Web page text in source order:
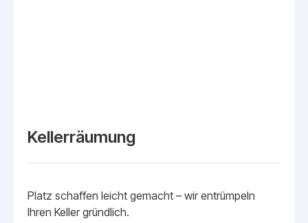
Kellerräumung
Platz schaffen leicht gemacht – wir entrümpeln
Ihren Keller gründlich.